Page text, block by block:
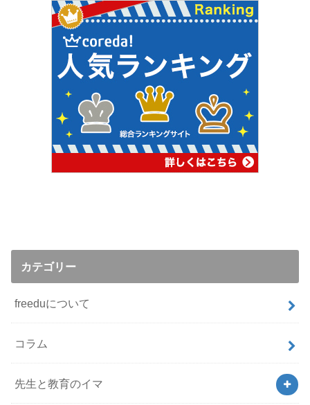
カテゴリー
freeduについて
コラム
先生と教育のイマ